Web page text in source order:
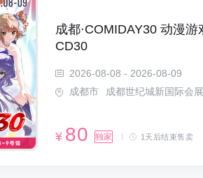
成都·COMIDAY30 动漫游
CD30
2026-08-08 - 2026-08-09
成都市
成都世纪城新国际会
¥ 80 独家 1天后结束售卖